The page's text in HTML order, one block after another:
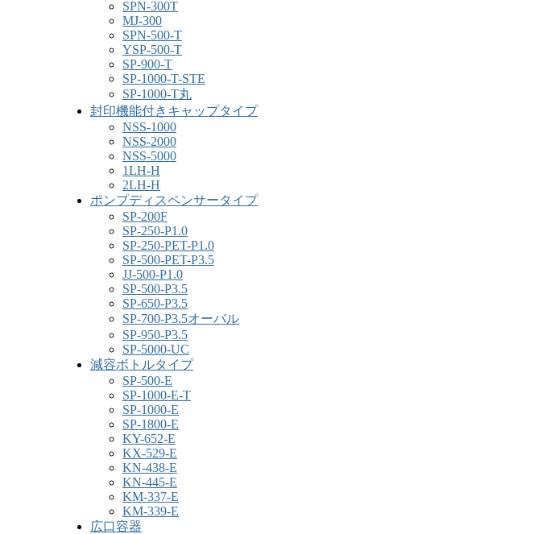
SPN-300T
MJ-300
SPN-500-T
YSP-500-T
SP-900-T
SP-1000-T-STE
SP-1000-T丸
封印機能付きキャップタイプ
NSS-1000
NSS-2000
NSS-5000
1LH-H
2LH-H
ポンプディスペンサータイプ
SP-200F
SP-250-P1.0
SP-250-PET-P1.0
SP-500-PET-P3.5
JJ-500-P1.0
SP-500-P3.5
SP-650-P3.5
SP-700-P3.5オーバル
SP-950-P3.5
SP-5000-UC
減容ボトルタイプ
SP-500-E
SP-1000-E-T
SP-1000-E
SP-1800-E
KY-652-E
KX-529-E
KN-438-E
KN-445-E
KM-337-E
KM-339-E
広口容器